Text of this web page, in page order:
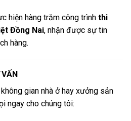
hiện hàng trăm công trình thi
Đồng Nai, nhận được sự tin
hàng.
gian nhà ở hay xưởng sản
ngay cho chúng tôi: